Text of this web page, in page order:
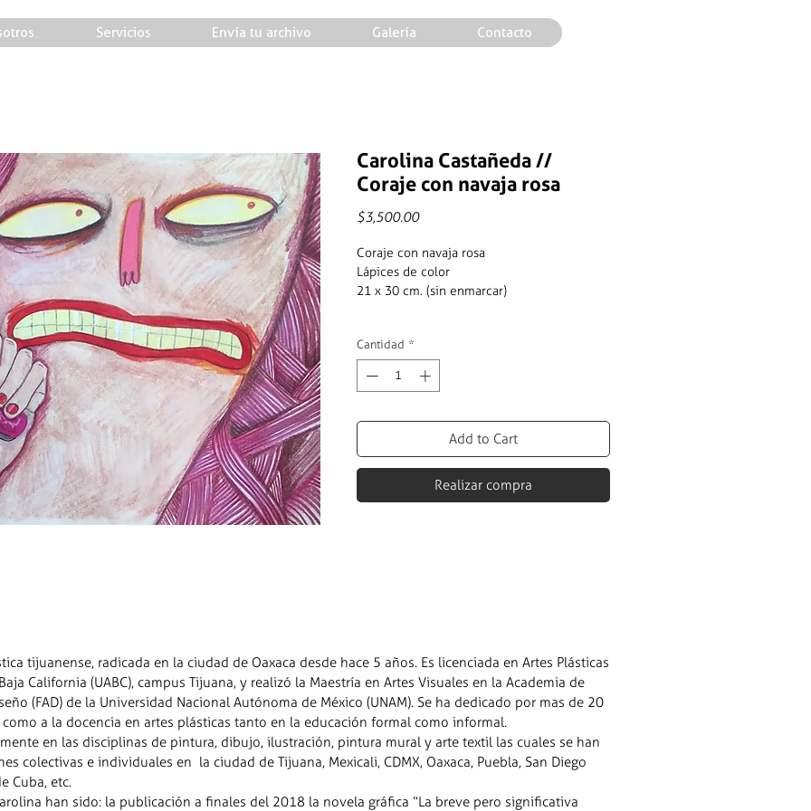
Servicios Envía tu archivo Galería Contacto
Carolina Castañeda //
Coraje con navaja rosa
$3,500.00Precio
Coraje con navaja rosa
Lápices de color
21 x 30 cm. (sin enmarcar)
Cantidad *
Add to Cart
Realizar compra
tijuanense, radicada en la ciudad de Oaxaca desde hace 5 años. Es licenciada en Artes Plásticas
California (UABC), campus Tijuana, y realizó la Maestría en Artes Visuales en la Academia de
(FAD) de la Universidad Nacional Autónoma de México (UNAM). Se ha dedicado por mas de 20
a la docencia en artes plásticas tanto en la educación formal como informal.
en las disciplinas de pintura, dibujo, ilustración, pintura mural y arte textil las cuales se han
colectivas e individuales en la ciudad de Tijuana, Mexicali, CDMX, Oaxaca, Puebla, San Diego
Cuba, etc.
han sido: la publicación a finales del 2018 la novela gráfica “La breve pero significativa